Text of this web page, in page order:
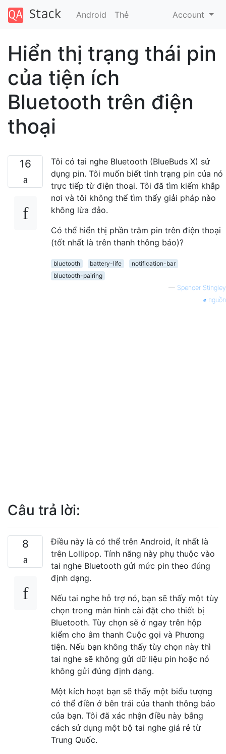
Android Thẻ Account
Hiển thị trạng thái pin
của tiện ích
Bluetooth trên điện
thoại
16
Tôi có tai nghe Bluetooth (BlueBuds X) sử
dụng pin. Tôi muốn biết tình trạng pin của nó
trực tiếp từ điện thoại. Tôi đã tìm kiếm khắp
nơi và tôi không thể tìm thấy giải pháp nào
không lừa đảo.
Có thể hiển thị phần trăm pin trên điện thoại
(tốt nhất là trên thanh thông báo)?
bluetooth battery-life
notification-bar
bluetooth-pairing
— Spencer Stingley
nguồn
Câu trả lời:
8
Điều này là có thể trên Android, ít nhất là
trên Lollipop. Tính năng này phụ thuộc vào
tai nghe Bluetooth gửi mức pin theo đúng
định dạng.
Nếu tai nghe hỗ trợ nó, bạn sẽ thấy một tùy
chọn trong màn hình cài đặt cho thiết bị
Bluetooth. Tùy chọn sẽ ở ngay trên hộp
kiểm cho âm thanh Cuộc gọi và Phương
tiện. Nếu bạn không thấy tùy chọn này thì
tai nghe sẽ không gửi dữ liệu pin hoặc nó
không gửi đúng định dạng.
Một kích hoạt bạn sẽ thấy một biểu tượng
có thể điền ở bên trái của thanh thông báo
của bạn. Tôi đã xác nhận điều này bằng
cách sử dụng một bộ tai nghe giá rẻ từ
Trung Quốc.